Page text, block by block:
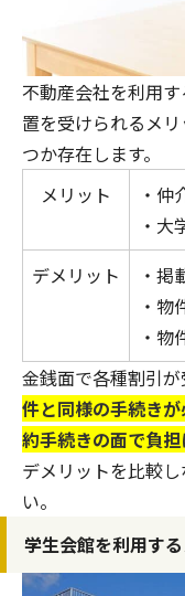
不動産会社を利用
置を受けられるメ
つか存在します。
メリット
・仲
・大
デメリット
・掲
・
・
金銭面で各種割引が
件と同様の手続き
約手続きの面で負担
デメリットを比較
い。
学生会館を利用す